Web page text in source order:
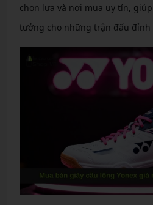
chọn lựa và nơi mua uy tín,
tưởng cho những trận đấu đỉnh